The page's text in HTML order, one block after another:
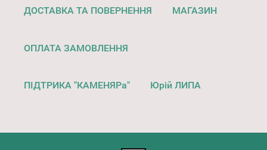
ДОСТАВКА ТА ПОВЕРНЕННЯ МАГАЗИН
ОПЛАТА ЗАМОВЛЕННЯ
ПІДТРИКА "КАМЕНЯРа" Юрій ЛИПА